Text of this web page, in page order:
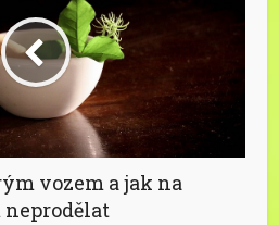
vozem a jak na
neprodělat